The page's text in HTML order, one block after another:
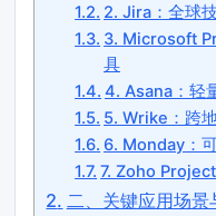
2. Jira：全球
3. Microsoft
具
4. Asana：轻
5. Wrike：跨
6. Monday：
7. Zoho
二、关键应用场景